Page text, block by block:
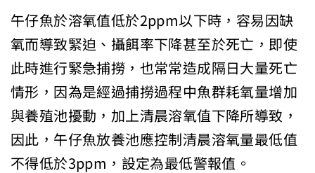
午仔魚於溶氧值低於2ppm以下時，容易因缺
氧而導致緊迫、攝餌率下降甚至於死亡，即使
此時進行緊急捕撈，也常常造成隔日大量死亡
情形，因為是經過捕撈過程中魚群耗氧量增加
與養殖池擾動，加上清晨溶氧值下降所導致，
因此，午仔魚放養池應控制清晨溶氧量最低值
不得低於3ppm，設定為最低警報值。